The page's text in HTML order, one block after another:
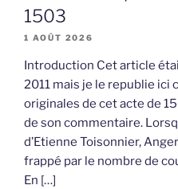
1503
1 AOÛT 2026
Introduction Cet article
2011 mais je le republie ici
originales de cet acte de
de son commentaire.
d’Etienne Toisonnier,
frappé par le nombre de
En […]